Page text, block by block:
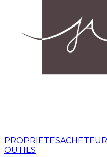
PROPRIETES
OUTILS